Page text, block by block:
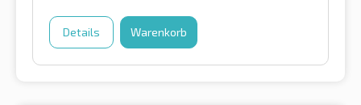
Details Warenkorb